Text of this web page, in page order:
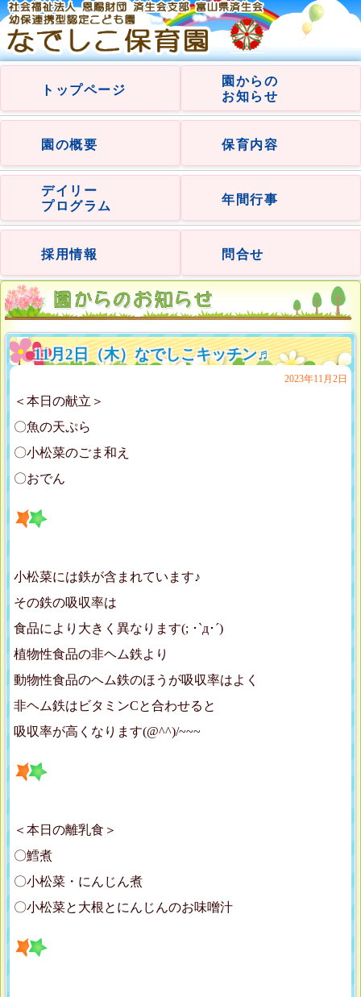
トップページ
園からの
お知らせ
園の概要 保育内容
デイリー
プログラム
年間行事
採用情報 問合せ
11月2日（木）なでしこキッチン♬
2023年11月2日
＜本日の献立＞
〇魚の天ぷら
〇小松菜のごま和え
〇おでん
小松菜には鉄が含まれています♪
その鉄の吸収率は
食品により大きく異なります(; ･`д･´)
植物性食品の非ヘム鉄より
動物性食品のヘム鉄のほうが吸収率はよく
非ヘム鉄はビタミンCと合わせると
吸収率が高くなります(@^^)/~~~
＜本日の離乳食＞
〇鱈煮
〇小松菜・にんじん煮
〇小松菜と大根とにんじんのお味噌汁